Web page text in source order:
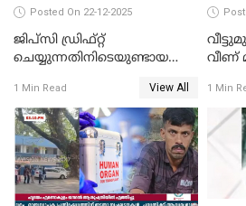
Posted On 22-12-2025
ജിപ്സി ഡ്രിഫ്റ്റ്
ചെയ്യുന്നതിനിടെയുണ്ടായ
ദാരുണാന്ത്യം; ജീപ്സി
ഓടിച്ചയാൾ അറസ്റ്റിൽ.
1 Min Read View All
വീണ്
1 Min